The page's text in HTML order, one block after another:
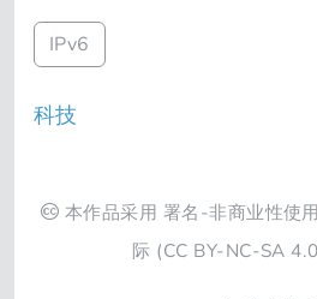
IPv6
科技
本作品采用 署名-非商业性使
际 (CC BY-NC-SA